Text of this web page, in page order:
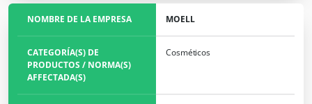
NOMBRE DE LA EMPRESA MOELL
CATEGORÍA(S) DE
PRODUCTOS / NORMA(S)
AFFECTADA(S)
Cosméticos